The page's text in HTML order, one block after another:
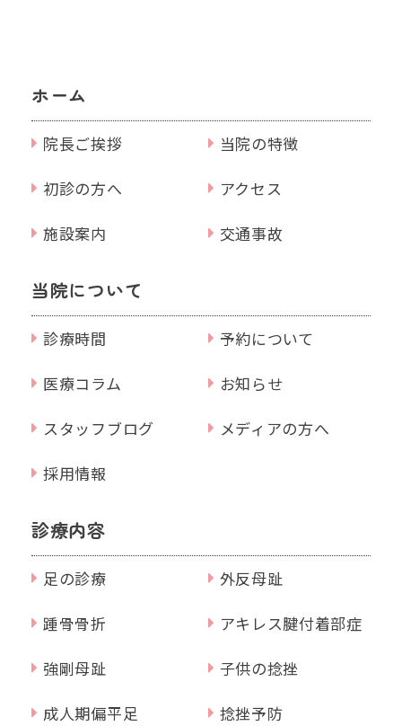
ホーム
院長ご挨拶
当院の特徴
初診の方へ
アクセス
施設案内
交通事故
当院について
診療時間
予約について
医療コラム
お知らせ
スタッフブログ
メディアの方へ
採用情報
診療内容
足の診療
外反母趾
踵骨骨折
アキレス腱付着部症
強剛母趾
子供の捻挫
成人期偏平足
捻挫予防